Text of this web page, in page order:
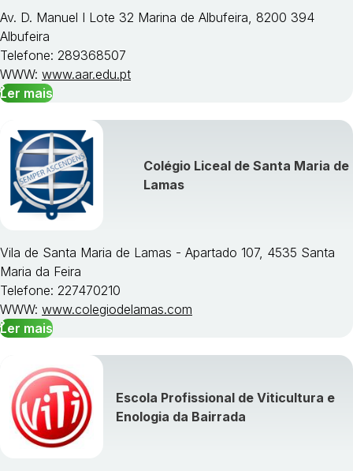
Av. D. Manuel I Lote 32 Marina de Albufeira, 8200 394
Albufeira
Telefone: 289368507
WWW: www.aar.edu.pt
Ler mais
Colégio Liceal de Santa Maria de
Lamas
Vila de Santa Maria de Lamas - Apartado 107, 4535 Santa
Maria da Feira
Telefone: 227470210
WWW: www.colegiodelamas.com
Ler mais
Escola Profissional de Viticultura e
Enologia da Bairrada